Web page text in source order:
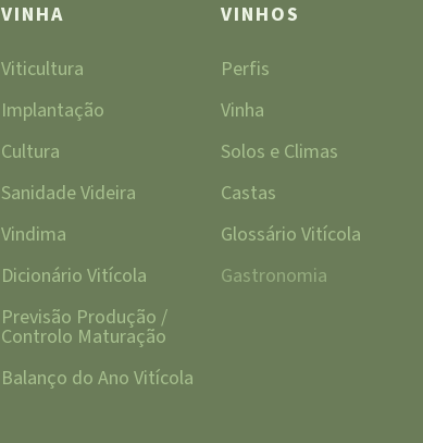
VINHA
Viticultura
Implantação
Cultura
Sanidade Videira
Vindima
Dicionário Vitícola
Previsão Produção /
Controlo Maturação
Balanço do Ano Vitícola
VINHOS
Perfis
Vinha
Solos e Climas
Castas
Glossário Vitícola
Gastronomia